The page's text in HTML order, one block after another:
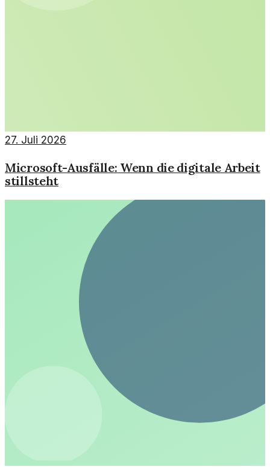
27. Juli 2026
Microsoft-Ausfälle: Wenn die digitale Arbeit
stillsteht